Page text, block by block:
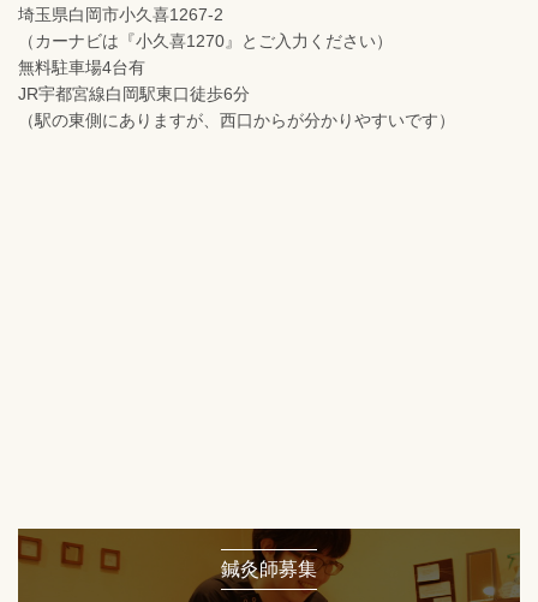
埼玉県白岡市小久喜1267-2
（カーナビは『小久喜1270』とご入力ください）
無料駐車場4台有
JR宇都宮線白岡駅東口徒歩6分
（駅の東側にありますが、西口からが分かりやすいです）
鍼灸師募集